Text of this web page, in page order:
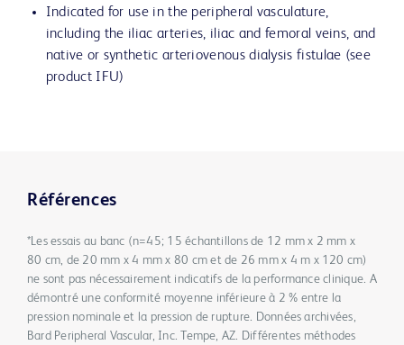
Indicated for use in the peripheral vasculature,
including the iliac arteries, iliac and femoral veins, and
native or synthetic arteriovenous dialysis fistulae (see
product IFU)
Références
*Les essais au banc (n=45; 15 échantillons de 12 mm x 2 mm x
80 cm, de 20 mm x 4 mm x 80 cm et de 26 mm x 4 m x 120 cm)
ne sont pas nécessairement indicatifs de la performance clinique. A
démontré une conformité moyenne inférieure à 2 % entre la
pression nominale et la pression de rupture. Données archivées,
Bard Peripheral Vascular, Inc. Tempe, AZ. Différentes méthodes